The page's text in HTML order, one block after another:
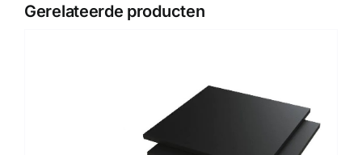
Gerelateerde producten